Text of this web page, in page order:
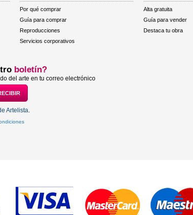
Por qué comprar
Guía para comprar
Reproducciones
Servicios corporativos
Alta gratuita
Guía para vender
Destaca tu obra
boletín?
del arte en tu correo electrónico
Artelista.